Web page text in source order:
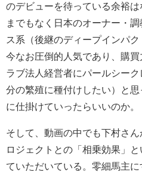
のデビューを待っている余裕
までもなく日本のオーナー・
ス系（後継のディープインパ
今なお圧倒的人気であり、購
ラブ法人経営者にパールシー
分の繁殖に種付けしたい）と
に仕掛けていったらいいのか。
そして、動画の中でも下村さ
ロジェクトとの「相乗効果」
ていただいている。零細馬主